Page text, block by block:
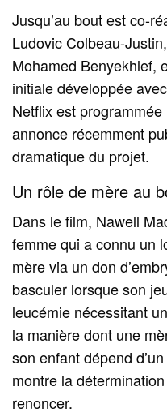
Jusqu’au bout est co-
Ludovic Colbeau-
Mohamed Benyekhlef,
initiale développée
Netflix est
annonce récemment
dramatique du projet.
Un rôle de mère au
Dans le film, Nawell
femme qui a connu un
mère via un don
basculer lorsque son
leucémie nécessitant
la manière dont une
son enfant dépend
montre la
renoncer.